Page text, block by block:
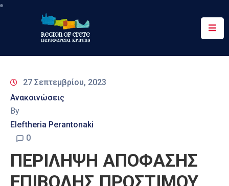
Περιφέρεια
&
Δράσεις
Ψηφιακές
Επικοινωνία
27 Σεπτεμβρίου, 2023
Ανακοινώσεις
By
Eleftheria Perantonaki
0
ΠΕΡΙΛΗΨΗ ΑΠΟΦΑΣΗΣ